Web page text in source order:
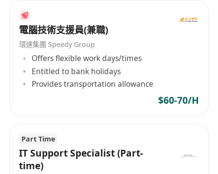
電腦技術支援員(兼職)
環速集團 Speedy Group
Offers flexible work days/times
Entitled to bank holidays
Provides transportation allowance
$60-70/H
Part Time
IT Support Specialist (Part-
time)